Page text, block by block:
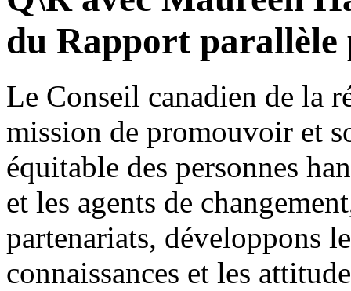
du Rapport
Le Conseil canadien de la
mission de promouvoir et
équitable des personnes
et les agents de
partenariats, développons
connaissances et les